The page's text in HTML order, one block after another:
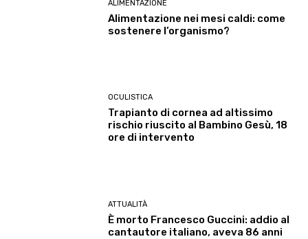
ALIMENTAZIONE
Alimentazione nei mesi caldi: come
sostenere l’organismo?
OCULISTICA
Trapianto di cornea ad altissimo
rischio riuscito al Bambino Gesù, 18
ore di intervento
ATTUALITÀ
È morto Francesco Guccini: addio al
cantautore italiano, aveva 86 anni